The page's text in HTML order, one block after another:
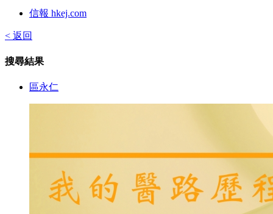
信報 hkej.com
< 返回
搜尋結果
區永仁